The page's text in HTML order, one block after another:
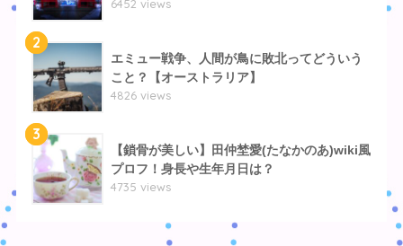
6452 views
2
エミュー戦争、人間が鳥に敗北ってどういう
こと？【オーストラリア】
4826 views
3
【鎖骨が美しい】田仲埜愛(たなかのあ)wiki風
プロフ！身長や生年月日は？
4735 views